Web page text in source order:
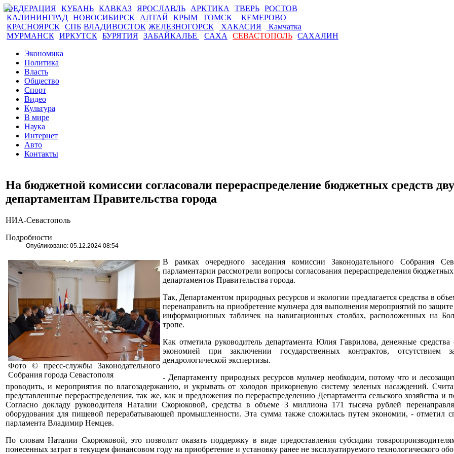
ФЕДЕРАЦИЯ КУБАНЬ КАВКАЗ ЯРОСЛАВЛЬ АРКТИКА ТВЕРЬ РОСТОВ
КАЛИНИНГРАД НОВОСИБИРСК АЛТАЙ КРЫМ ТОМСК
КЕМЕРОВО
КРАСНОЯРСК СПБ ВЛАДИВОСТОК ЖЕЛЕЗНОГОРСК ХАКАСИЯ
Камчатка
МУРМАНСК ИРКУТСК БУРЯТИЯ ЗАБАЙКАЛЬЕ САХА СЕВАСТОПОЛЬ САХАЛИН
Экономика
Политика
Власть
Общество
Спорт
Видео
Культура
В мире
Наука
Интернет
Авто
Контакты
На бюджетной комиссии согласовали перераспределение бюджетных средств
департаментам Правительства города
НИА-Севастополь
Подробности
Опубликовано: 05.12.2024 08:54
Фото © пресс-службы Законодательного
Собрания города Севастополя
В рамках очередного заседания комиссии Законодательного Собрания
парламентарии рассмотрели вопросы согласования перераспределения
департаментов Правительства города.
Так, Департаментом природных ресурсов и экологии предлагается средства в
перенаправить на приобретение мульчера для выполнения мероприятий по
информационных табличек на навигационных столбах, расположенных на
тропе.
Как отметила руководитель департамента Юлия Гаврилова, денежные средства
экономией при заключении государственных контрактов, отсутствием
дендрологической экспертизы.
- Департаменту природных ресурсов мульчер необходим, потому что и
проводить, и мероприятия по влагозадержанию, и укрывать от холодов прикорневую систему зеленых насаждений.
представленные перераспределения, так же, как и предложения по перераспределению Департамента сельского хозяйства и
Согласно докладу руководителя Наталии Скорюковой, средства в объеме 3 миллиона 171 тысяча рублей
оборудования для пищевой перерабатывающей промышленности. Эта сумма также сложилась путем экономии, - отметил
парламента Владимир Немцев.
По словам Наталии Скорюковой, это позволит оказать поддержку в виде предоставления субсидии
понесенных затрат в текущем финансовом году на приобретение и установку ранее не эксплуатируемого технологического